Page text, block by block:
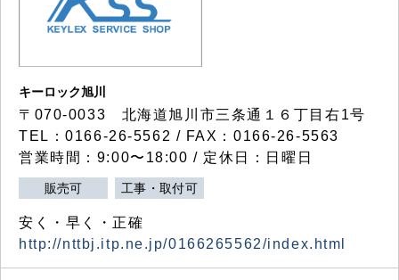
キーロック旭川
〒070-0033 北海道旭川市三条通１６丁目右1号
TEL：0166-26-5562 / FAX：0166-26-5563
営業時間：9:00〜18:00 / 定休日：日曜日
販売可 工事・取付可
安く・早く・正確
http://nttbj.itp.ne.jp/0166265562/index.html